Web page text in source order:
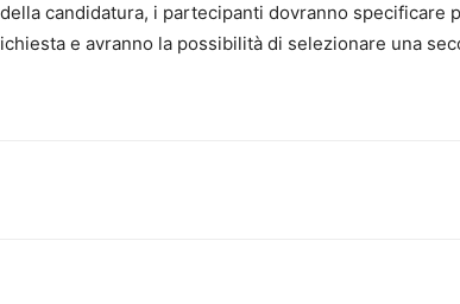
candidatura, i partecipanti dovranno specificare
e avranno la possibilità di selezionare una